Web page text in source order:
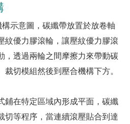
示意圖，碳纖帶放置於放卷軸
紋優力膠滾輪，讓壓紋優力膠滾
，透過兩輪之間摩擦力來帶動碳
切模組然後到壓合機構下方。
鋪在特定區域內形成平面，碳纖
切等程序，當連續滾壓貼合到達